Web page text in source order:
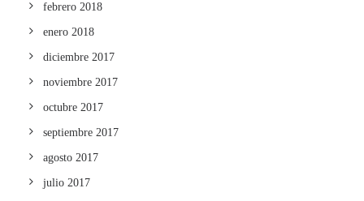
febrero 2018
enero 2018
diciembre 2017
noviembre 2017
octubre 2017
septiembre 2017
agosto 2017
julio 2017